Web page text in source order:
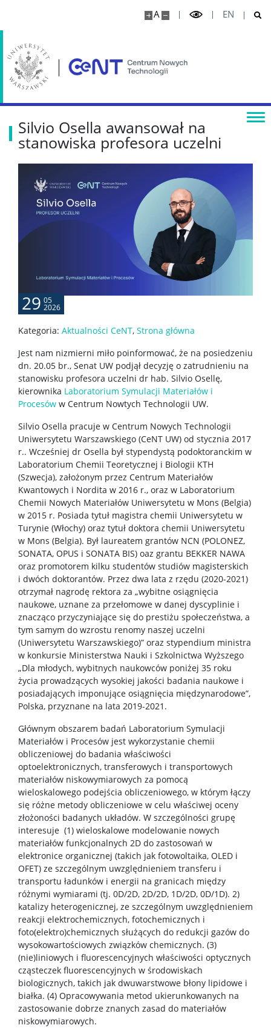
A EN
Wynajem powierzchni
Serwerownia
KONTAKT
Silvio Osella awansował na
stanowiska profesora uczelni
29 05
2026
Kategoria: Aktualności CeNT, Strona główna
Jest nam nizmierni miło poinformować, że na posiedzeniu
dn. 20.05 br., Senat UW podjął decyzję o zatrudnieniu na
stanowisku profesora uczelni dr hab. Silvio Osellę,
kierownika Laboratorium Symulacji Materiałów i
Procesów w Centrum Nowtych Technologii UW.
Silvio Osella pracuje w Centrum Nowych Technologii
Uniwersytetu Warszawskiego (CeNT UW) od stycznia 2017
r.. Wcześniej dr Osella był stypendystą podoktoranckim w
Laboratorium Chemii Teoretycznej i Biologii KTH
(Szwecja), założonym przez Centrum Materiałów
Kwantowych i Nordita w 2016 r., oraz w Laboratorium
Chemii Nowych Materiałów Uniwersytetu w Mons (Belgia)
w 2015 r. Posiada tytuł magistra chemii Uniwersytetu w
Turynie (Włochy) oraz tytuł doktora chemii Uniwersytetu
w Mons (Belgia). Był laureatem grantów NCN (POLONEZ,
SONATA, OPUS i SONATA BIS) oaz grantu BEKKER NAWA
oraz promotorem kilku studentów studiów magisterskich
i dwóch doktorantów. Przez dwa lata z rzędu (2020-2021)
otrzymał nagrodę rektora za „wybitne osiągnięcia
naukowe, uznane za przełomowe w danej dyscyplinie i
znacząco przyczyniające się do prestiżu społeczeństwa, a
tym samym do wzrostu renomy naszej uczelni
(Uniwersytetu Warszawskiego)” oraz stypendium ministra
w konkursie Ministerstwa Nauki i Szkolnictwa Wyższego
„Dla młodych, wybitnych naukowców poniżej 35 roku
życia prowadzących wysokiej jakości badania naukowe i
posiadających imponujące osiągnięcia międzynarodowe”,
Polska, przyznane na lata 2019-2021.
Głównym obszarem badań Laboratorium Symulacji
Materiałów i Procesów jest wykorzystanie chemii
obliczeniowej do badania właściwości
optoelektronicznych, transferowych i transportowych
materiałów niskowymiarowych za pomocą
wieloskalowego podejścia obliczeniowego, w którym łączy
się różne metody obliczeniowe w celu właściwej oceny
złożoności badanych układów. W szczególności grupę
interesuje (1) wieloskalowe modelowanie nowych
materiałów funkcjonalnych 2D do zastosowań w
elektronice organicznej (takich jak fotowoltaika, OLED i
OFET) ze szczególnym uwzględnieniem transferu i
transportu ładunków i energii na granicach między
różnymi wymiarami (tj. 0D/2D, 2D/2D, 1D/2D, 0D/1D). 2)
katalizy heterogenicznej, ze szczególnym uwzględnieniem
reakcji elektrochemicznych, fotochemicznych i
foto(elektro)chemicznych służących do redukcji gazów do
wysokowartościowych związków chemicznych. (3)
(nie)liniowych i fluorescencyjnych właściwości optycznych
cząsteczek fluorescencyjnych w środowiskach
biologicznych, takich jak dwuwarstwowe błony lipidowe i
białka. (4) Opracowywania metod ukierunkowanych na
zastosowanie dobrze znanych zasad do materiałów
niskowymiarowych.